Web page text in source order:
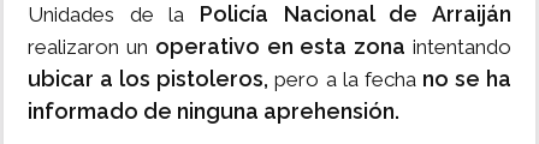
Unidades de la Policía Nacional de Arraiján
realizaron un operativo en esta zona intentando
ubicar a los pistoleros, pero a la fecha no se ha
informado de ninguna aprehensión.